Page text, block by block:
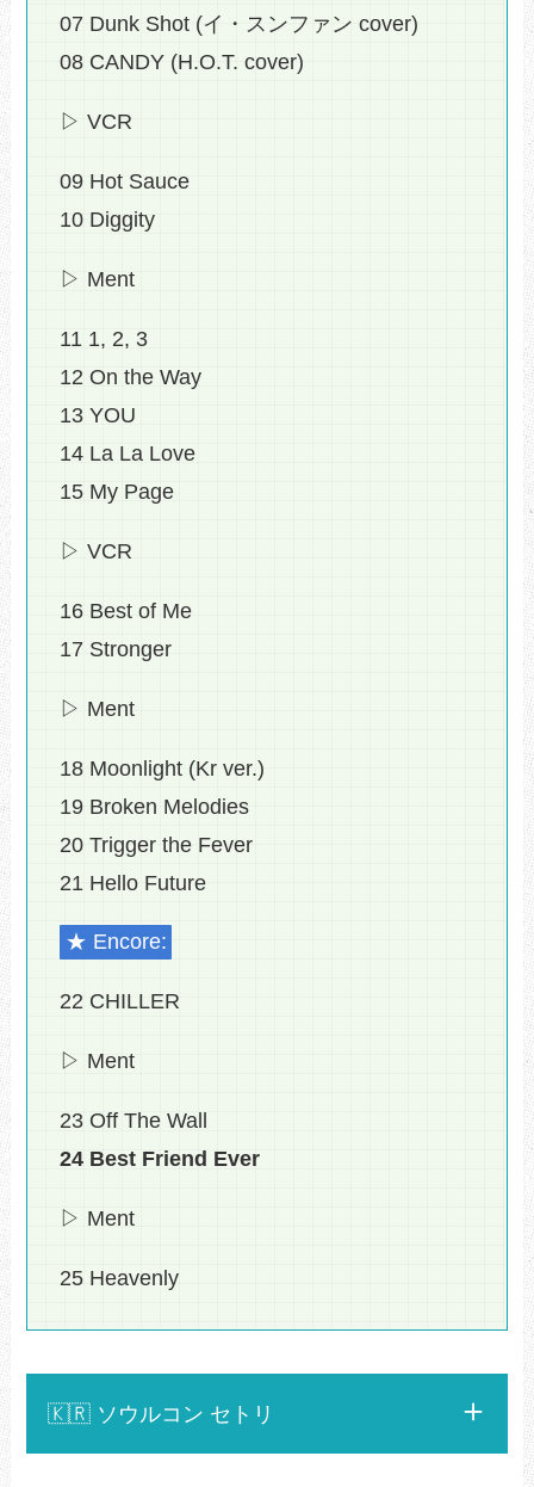
07 Dunk Shot (イ・スンファン cover)
08 CANDY (H.O.T. cover)
▷ VCR
09 Hot Sauce
10 Diggity
▷ Ment
11 1, 2, 3
12 On the Way
13 YOU
14 La La Love
15 My Page
▷ VCR
16 Best of Me
17 Stronger
▷ Ment
18 Moonlight (Kr ver.)
19 Broken Melodies
20 Trigger the Fever
21 Hello Future
★ Encore:
22 CHILLER
▷ Ment
23 Off The Wall
24 Best Friend Ever
▷ Ment
25 Heavenly
🇰🇷 ソウルコン セトリ